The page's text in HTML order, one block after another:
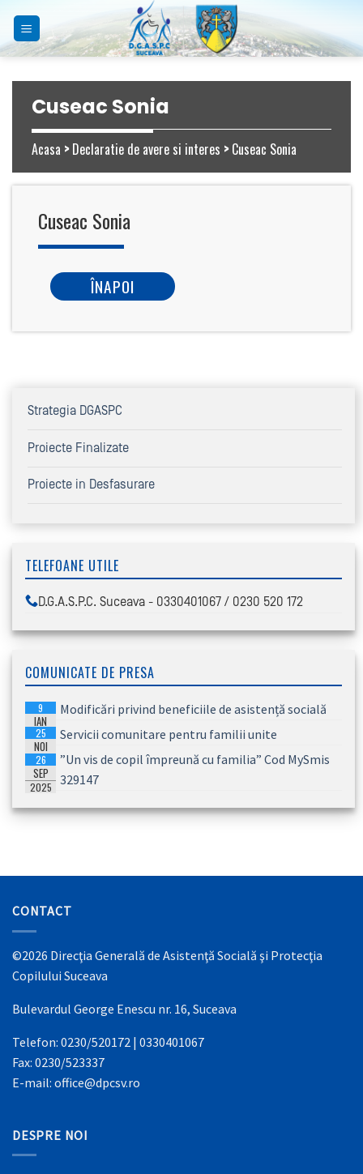
content
Cuseac Sonia
Acasa >Declaratie de avere si interes >Cuseac Sonia
Cuseac Sonia
ÎNAPOI
Strategia DGASPC
Proiecte Finalizate
Proiecte in Desfasurare
TELEFOANE UTILE
D.G.A.S.P.C. Suceava - 0330401067 / 0230 520 172
COMUNICATE DE PRESA
9
IAN
2026
Modificări privind beneficiile de asistență socială
25
NOI
2025
Servicii comunitare pentru familii unite
26
SEP
2025
”Un vis de copil împreună cu familia” Cod MySmis
329147
CONTACT
©2026 Direcţia Generală de Asistenţă Socială şi Protecţia
Copilului Suceava
Bulevardul George Enescu nr. 16, Suceava
Telefon: 0230/520172 | 0330401067
Fax: 0230/523337
E-mail: office@dpcsv.ro
DESPRE NOI